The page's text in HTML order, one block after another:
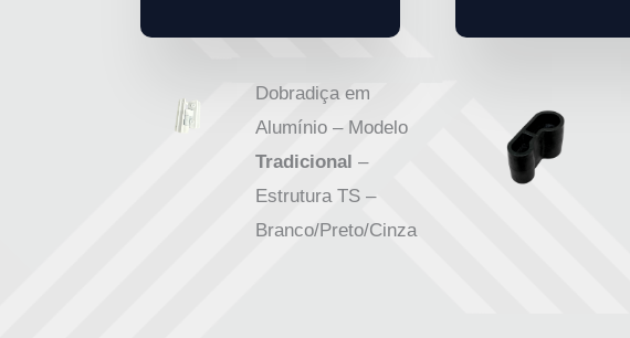
Dobradiça em
Alumínio – Modelo
Tradicional –
Estrutura TS –
Branco/Preto/Cinza